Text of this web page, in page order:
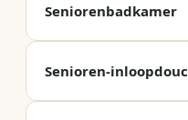
Seniorenbadkamer
Senioren-